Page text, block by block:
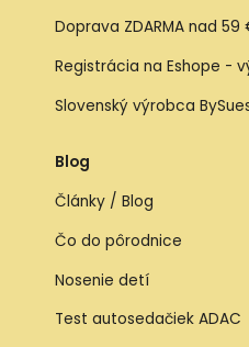
Doprava ZDARMA nad 59
Registrácia na Eshope -
Slovenský výrobca
Blog
Články / Blog
Čo do pôrodnice
Nosenie detí
Test autosedačiek ADAC